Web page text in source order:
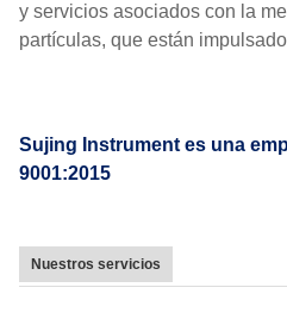
y servicios asociados con la
partículas, que están
Sujing Instrument es una
9001:2015
Nuestros servicios